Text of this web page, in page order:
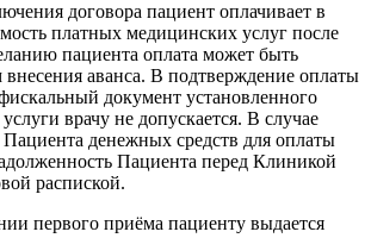
договора пациент оплачивает в
платных медицинских услуг после
пациента оплата может быть
внесения аванса. В подтверждение оплаты
документ установленного
врачу не допускается. В случае
Пациента денежных средств для опла­ты
Пациента перед Клиникой
распиской.
первого приёма пациенту выдается